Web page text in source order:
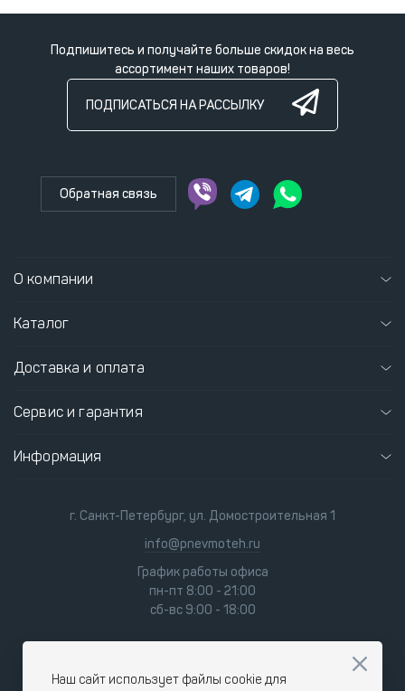
Подпишитесь и получайте больше скидок на весь
ассортимент наших товаров!
ПОДПИСАТЬСЯ НА РАССЫЛКУ
Обратная связь
О компании
Каталог
Доставка и оплата
Сервис и гарантия
Информация
г. Санкт-Петербург, ул. Домостроительная 1
info@pnevmoteh.ru
График работы офиса
пн-пт 8:00 - 21:00
сб-вс 9:00 - 18:00
Наш сайт использует файлы cookie для